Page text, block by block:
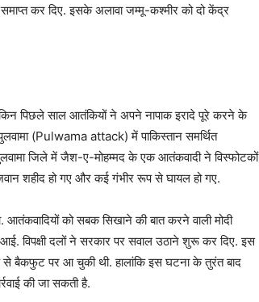
कर दिए. इसके अलावा जम्मू-कश्मीर को दो केंद्र
पिछले साल आतंकियों ने अपने नापाक इरादे पूरे करने के
(Pulwama attack) में पाकिस्तान समर्थित
जिले में जैश-ए-मोहम्मद के एक आतंकवादी ने विस्फोटकों
शहीद हो गए और कई गंभीर रूप से घायल हो गए.
को सबक सिखाने की बात करने वाली मोदी
विपक्षी दलों ने सरकार पर सवाल उठाने शुरू कर दिए. इस
से बैकफुट पर आ चुकी थी. हालांकि इस घटना के तुरंत बाद
की जा सकती है.